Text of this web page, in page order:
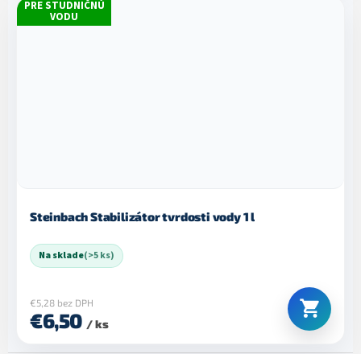
PRE STUDNIČNÚ
VODU
Steinbach Stabilizátor tvrdosti vody 1 l
Na sklade(>5 ks)
€5,28 bez DPH
€6,50 / ks